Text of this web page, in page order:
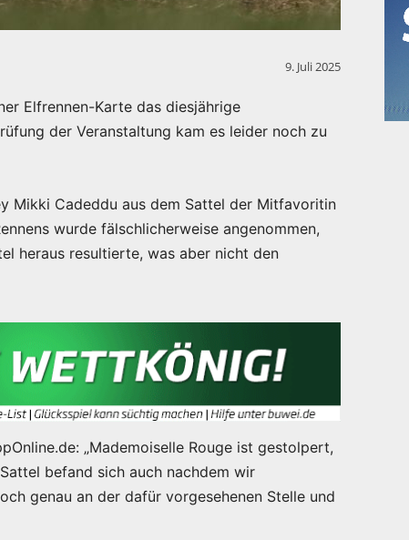
9. Juli 2025
Elfrennen-Karte das diesjährige
der Veranstaltung kam es leider noch zu
Mikki Cadeddu aus dem Sattel der Mitfavoritin
wurde fälschlicherweise angenommen,
heraus resultierte, was aber nicht den
„Mademoiselle Rouge ist gestolpert,
befand sich auch nachdem wir
genau an der dafür vorgesehenen Stelle und